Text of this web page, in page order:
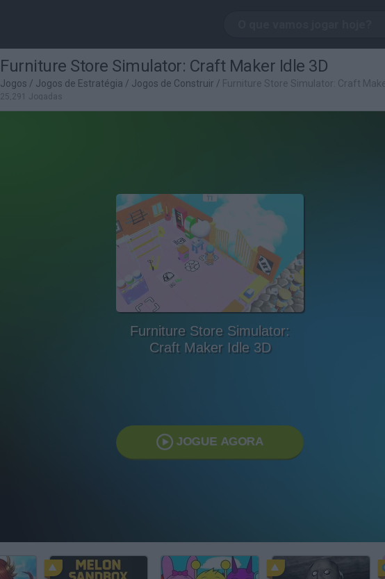
Furniture Store Simulator: Craft Maker Idle 3D
Jogos / Jogos de Estratégia / Jogos de Construir / Furniture Store Simulator: Craft
25,291 Jogadas
Furniture Store Simulator:
Craft Maker Idle 3D
JOGUE AGORA